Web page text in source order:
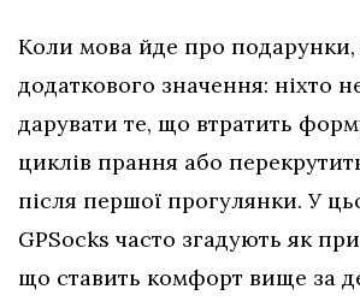
Коли мова йде про подарунки,
додаткового значення: ніхто
дарувати те, що втратить
циклів прання або
після першої прогулянки. У
GPSocks часто згадують як
що ставить комфорт вище за